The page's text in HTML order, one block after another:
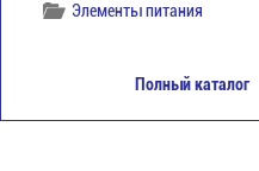
Элементы питания
Полный каталог